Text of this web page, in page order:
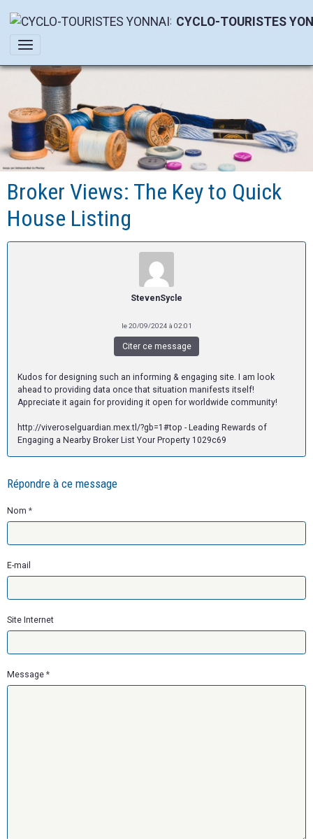
CYCLO-TOURISTES
Broker Views: The Key to Quick
House Listing
StevenSycle
le 20/09/2024 à 02:01
Citer ce message
Kudos for designing such an informing & engaging site. I am look
ahead to providing data once that situation manifests itself!
Appreciate it again for providing it open for worldwide community!
http://viveroselguardian.mex.tl/?gb=1#top - Leading Rewards of
Engaging a Nearby Broker List Your Property 1029c69
Répondre à ce message
Nom
E-mail
Site Internet
Message